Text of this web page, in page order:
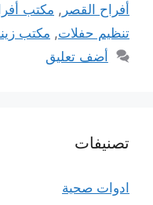
أفراح القصر , مكتب
تنظيم حفلات, مكتب
أضف تعليق
تصنيفات
ادوات صحية